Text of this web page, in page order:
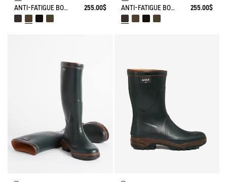
ANTI-FATIGUE BOOT PARCOURS 2.0 ADJUSTABLE 255.00$ ANTI-FATIGUE BOOT PARCOURS 2.0 ADJUSTABLE 255.00$